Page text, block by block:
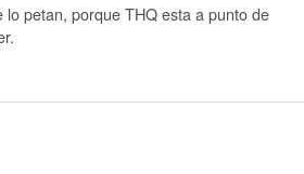
lo petan, porque THQ esta a punto de